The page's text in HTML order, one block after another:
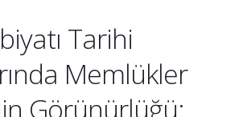
Tarihi
Memlükler
Görünürlüğü: